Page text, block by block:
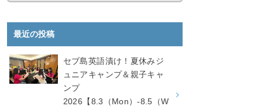
最近の投稿
セブ島英語漬け！夏休みジ
ュニアキャンプ＆親子キャ
ンプ
2026【8.3（Mon）-8.5（W